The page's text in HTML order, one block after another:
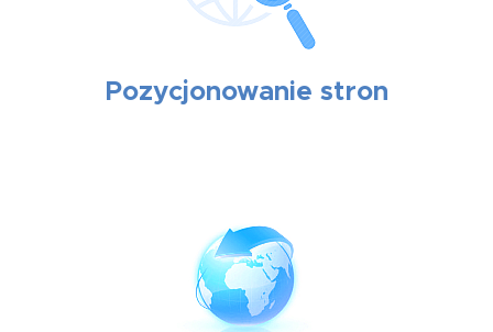
Pozycjonowanie stron